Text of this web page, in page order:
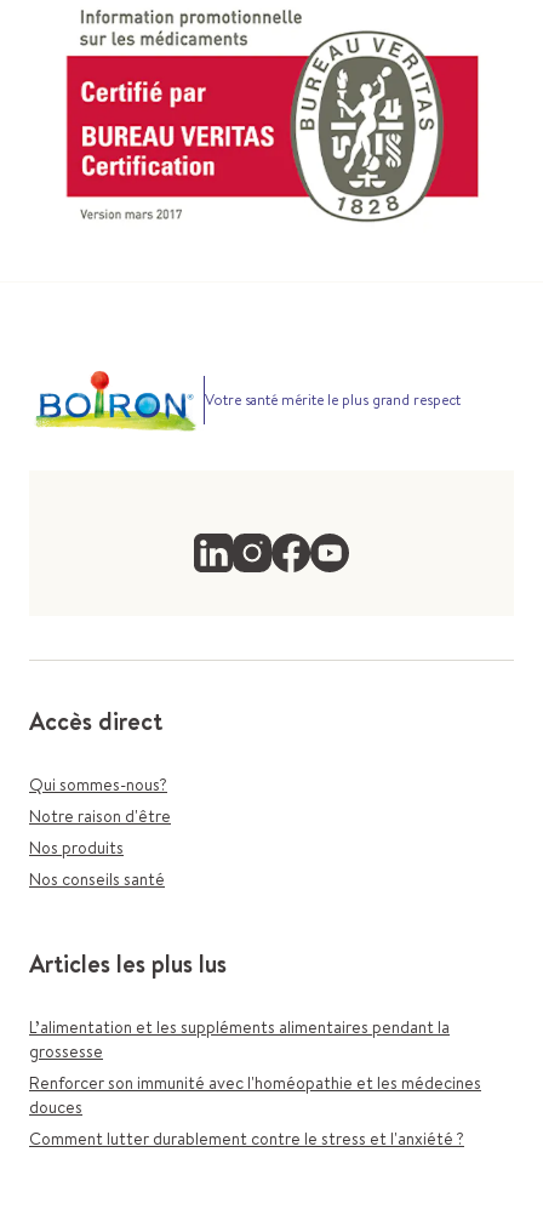
Votre santé mérite le plus grand respect
Accès direct
Qui sommes-nous?
Notre raison d'être
Nos produits
Nos conseils santé
Articles les plus lus
L’alimentation et les suppléments alimentaires pendant la
grossesse
Renforcer son immunité avec l'homéopathie et les médecines
douces
Comment lutter durablement contre le stress et l'anxiété ?